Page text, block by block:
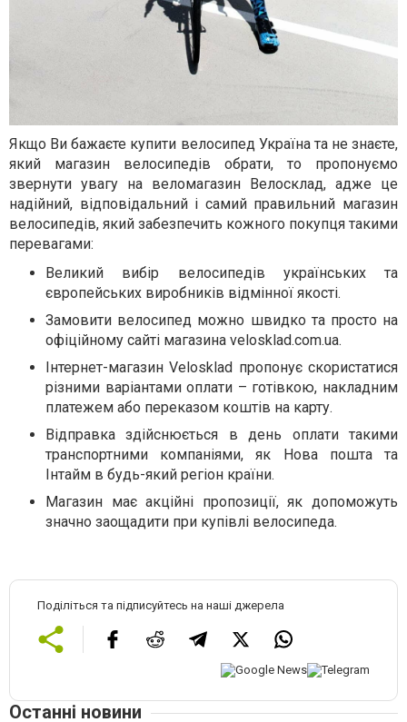
Якщо Ви бажаєте купити велосипед Україна та не знаєте,
який магазин велосипедів обрати, то пропонуємо
звернути увагу на веломагазин Велосклад, адже це
надійний, відповідальний і самий правильний магазин
велосипедів, який забезпечить кожного покупця такими
перевагами:
Великий вибір велосипедів українських та
європейських виробників відмінної якості.
Замовити велосипед можно швидко та просто на
офіційному сайті магазина velosklad.com.ua.
Інтернет-магазин Velosklad пропонує скористатися
різними варіантами оплати – готівкою, накладним
платежем або переказом коштів на карту.
Відправка здійснюється в день оплати такими
транспортними компаніями, як Нова пошта та
Інтайм в будь-який регіон країни.
Магазин має акційні пропозиції, як допоможуть
значно заощадити при купівлі велосипеда.
Поділіться та підписуйтесь на наші джерела
Останні новини